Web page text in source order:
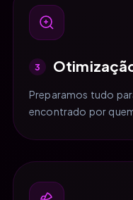
3
Preparamos tudo
encontrado por